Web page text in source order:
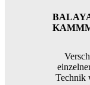
Technik